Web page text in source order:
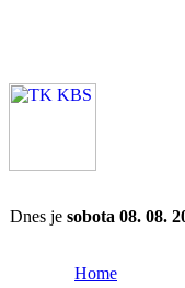
Dnes je sobota 08. 08.
Home